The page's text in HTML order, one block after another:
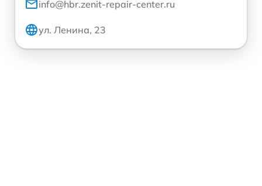
info@hbr.zenit-repair-center.ru
ул. Ленина, 23